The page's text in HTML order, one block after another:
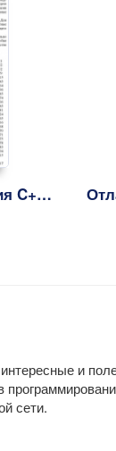
Язык программирования C++ Part 001
и
сети.